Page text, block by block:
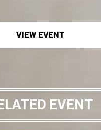
VIEW EVENT
EVENT